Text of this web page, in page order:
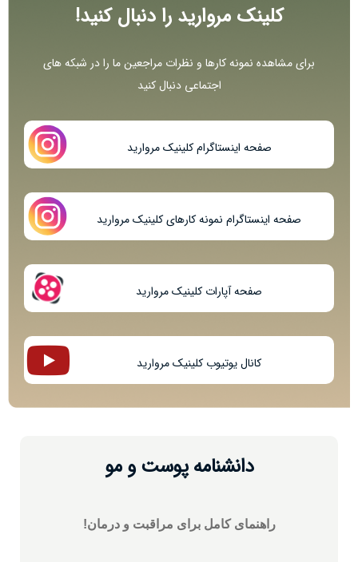
کلینک مروارید را دنبال کنید!
برای مشاھده نمونه کارھا و نظرات مراجعین ما را در شبکه ھای
اجتماعی دنبال کنید
صفحه اینستاگرام کلینیک مروارید
صفحه اینستاگرام نمونه کارهای کلینیک مروارید
صفحه آپارات کلینیک مروارید
کانال یوتیوب کلینیک مروارید
دانشنامه پوست و مو
راھنمای کامل برای مراقبت و درمان!